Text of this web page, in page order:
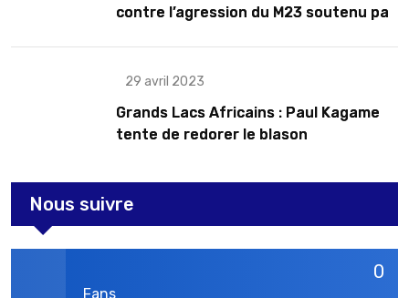
contre l’agression du M23 soutenu par
29 avril 2023
Grands Lacs Africains : Paul Kagame
tente de redorer le blason
Nous suivre
0
Fans